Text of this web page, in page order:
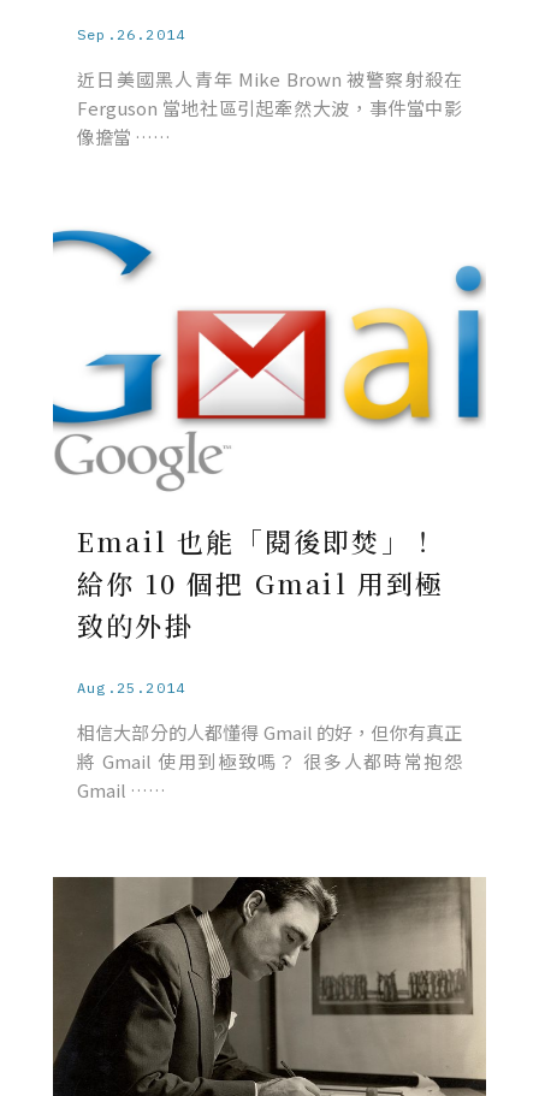
Sep.26.2014
近日美國黑人青年 Mike Brown 被警察射殺在
Ferguson 當地社區引起牽然大波，事件當中影
像擔當 ……
Email 也能「閱後即焚」！
給你 10 個把 Gmail 用到極
致的外掛
Aug.25.2014
相信大部分的人都懂得 Gmail 的好，但你有真正
將 Gmail 使用到極致嗎？ 很多人都時常抱怨
Gmail ……